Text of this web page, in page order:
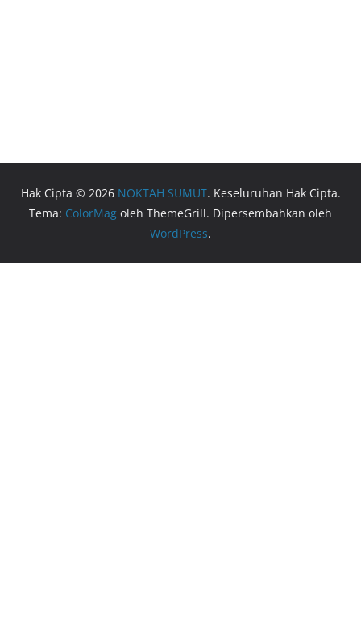
Hak Cipta © 2026 NOKTAH SUMUT. Keseluruhan Hak Cipta.
Tema: ColorMag oleh ThemeGrill. Dipersembahkan oleh
WordPress.